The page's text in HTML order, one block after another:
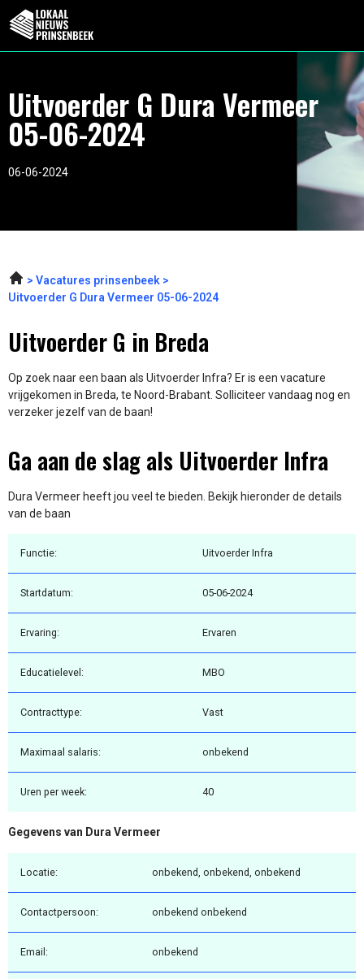
Uitvoerder G Dura Vermeer
05-06-2024
06-06-2024
Vacatures prinsenbeek
Uitvoerder G Dura Vermeer 05-06-2024
Uitvoerder G in Breda
Op zoek naar een baan als Uitvoerder Infra? Er is een vacature
vrijgekomen in Breda, te Noord-Brabant. Solliciteer vandaag nog en
verzeker jezelf van de baan!
Ga aan de slag als Uitvoerder Infra
Dura Vermeer heeft jou veel te bieden. Bekijk hieronder de details
van de baan
Functie: Uitvoerder Infra
Startdatum: 05-06-2024
Ervaring: Ervaren
Educatielevel: MBO
Contracttype: Vast
Maximaal salaris: onbekend
Uren per week: 40
Gegevens van Dura Vermeer
Locatie: onbekend, onbekend, onbekend
Contactpersoon: onbekend onbekend
Email: onbekend